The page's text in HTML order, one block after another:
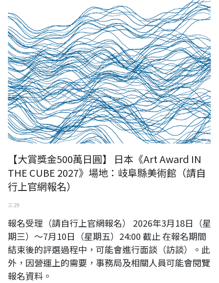
【大賞獎金500萬日圓】 日本《Art Award IN
THE CUBE 2027》場地：岐阜縣美術館（請自
行上官網報名）
三 29
報名受理（請自行上官網報名） 2026年3月18日（星
期三）～7月10日（星期五）24:00 截止 在報名期間
結束後的評選過程中，可能會進行面談（訪談）。此
外，因營運上的需要，事務局及相關人員可能會閱覽
報名資料。